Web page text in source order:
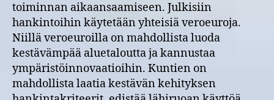
toiminnan aikaansaamiseen. Julkisiin
hankintoihin käytetään yhteisiä veroeuroja.
Niillä veroeuroilla on mahdollista luoda
kestävämpää aluetaloutta ja kannustaa
ympäristöinnovaatioihin. Kuntien on
mahdollista laatia kestävän kehityksen